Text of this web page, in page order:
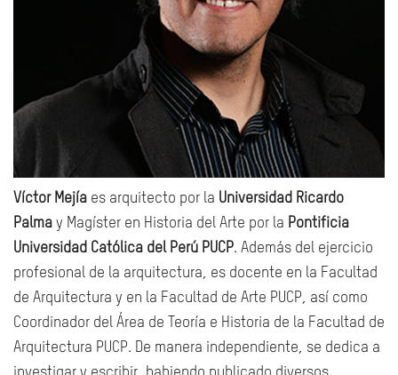
Víctor Mejía es arquitecto por la Universidad Ricardo
Palma y Magíster en Historia del Arte por la Pontificia
Universidad Católica del Perú PUCP. Además del ejercicio
profesional de la arquitectura, es docente en la Facultad
de Arquitectura y en la Facultad de Arte PUCP, así como
Coordinador del Área de Teoría e Historia de la Facultad de
Arquitectura PUCP. De manera independiente, se dedica a